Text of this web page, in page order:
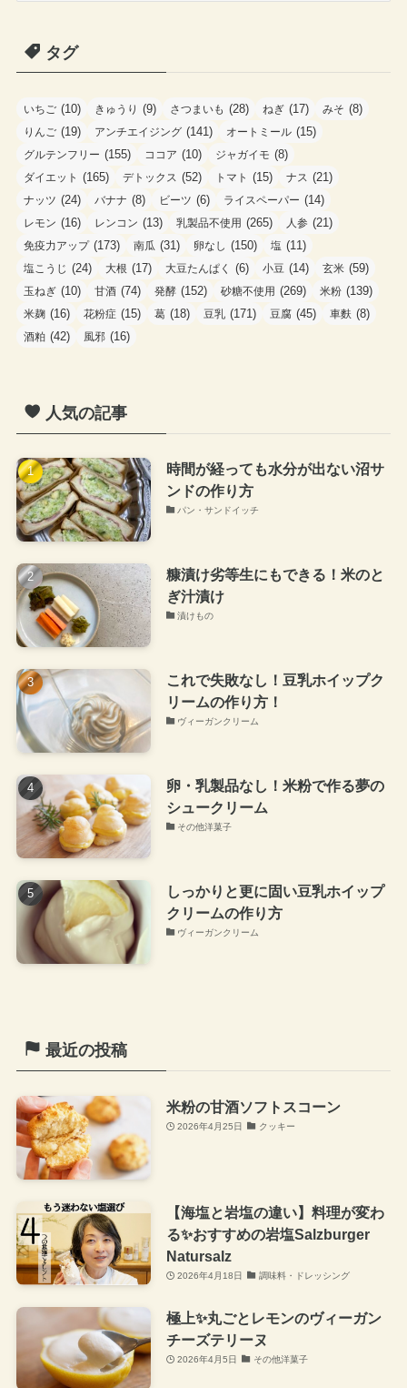
タグ
いちご (10) きゅうり (9) さつまいも (28) ねぎ (17) みそ (8)
りんご (19) アンチエイジング (141) オートミール (15)
グルテンフリー (155) ココア (10) ジャガイモ (8)
ダイエット (165) デトックス (52) トマト (15) ナス (21)
ナッツ (24) バナナ (8) ビーツ (6) ライスペーパー (14)
レモン (16) レンコン (13) 乳製品不使用 (265) 人参 (21)
免疫力アップ(173) 南瓜 (31) 卵なし (150) 塩 (11)
塩こうじ (24) 大根 (17) 大豆たんぱく (6) 小豆 (14) 玄米 (59)
玉ねぎ (10) 甘酒 (74) 発酵 (152) 砂糖不使用 (269) 米粉 (139)
米麹 (16) 花粉症 (15) 葛 (18) 豆乳 (171) 豆腐 (45) 車麩 (8)
酒粕 (42) 風邪 (16)
人気の記事
時間が経っても水分が出ない沼サ
ンドの作り方
パン・サンドイッチ
糠漬け劣等生にもできる！米のと
ぎ汁漬け
漬けもの
これで失敗なし！豆乳ホイップク
リームの作り方！
ヴィーガンクリーム
卵・乳製品なし！米粉で作る夢の
シュークリーム
その他洋菓子
しっかりと更に固い豆乳ホイップ
クリームの作り方
ヴィーガンクリーム
最近の投稿
米粉の甘酒ソフトスコーン
2026年4月25日 クッキー
【海塩と岩塩の違い】料理が変わ
る✨おすすめの岩塩Salzburger
Natursalz
2026年4月18日 調味料・ドレッシング
極上✨丸ごとレモンのヴィーガン
チーズテリーヌ
2026年4月5日 その他洋菓子